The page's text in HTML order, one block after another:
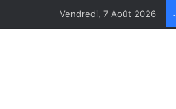
Vendredi, 7 Août 2026